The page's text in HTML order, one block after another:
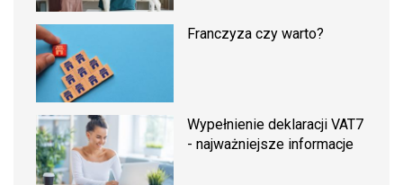
Franczyza czy warto?
Wypełnienie deklaracji VAT7
- najważniejsze informacje